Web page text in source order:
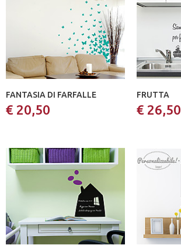
FANTASIA DI FARFALLE
€ 20,50
FRUTTA
€ 26,50